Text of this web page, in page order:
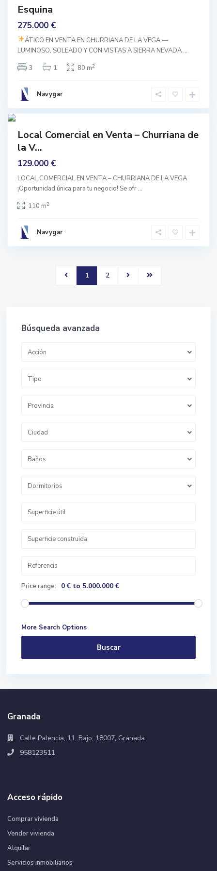
Esquina
275.000 €
ÁTICO EN VENTA EN CHURRIANA DE LA VEGA —
LUMINOSO, SOLEADO Y CON VISTAS A SIERRA NEVADA ...
3
1 80 m2
Navygar
C
h
r
i
a
n
d
e
e
g
a
Local Comercial en Venta – Churriana de
la V...
129.000 €
LOCAL COMERCIAL EN VENTA – CHURRIANA DE LA VEGA
¡Oportunidad única para tu negocio! Se ofr ...
110 m2
Navygar
1 2
Búsqueda avanzada
Acción
Tipo
Provincia
Ciudad
Baños
Dormitorios
Price range: 0 € to 5.000.000 €
More Search Options
Buscar
Granada
Calle Palencia, 11, Bajo, 18007, Granada
958123511
Acceso rápido
Comprar vivienda
Vender vivienda
Alquilar
Servicios inmobiliarios